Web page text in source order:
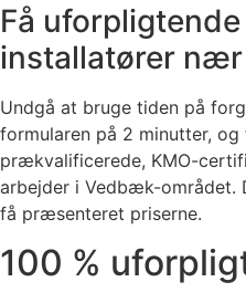
Få
installatører
Undgå at bruge tiden på
formularen på 2 minutter,
prækvalificerede, KMO-
arbejder i Vedbæk-området.
få præsenteret priserne.
100 %